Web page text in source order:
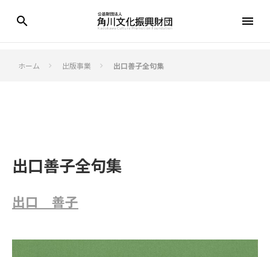
search menu
ホーム keyboard_arrow_right 出版事業 keyboard_arrow_right 出口善子全句集
出口善子全句集
出口 善子